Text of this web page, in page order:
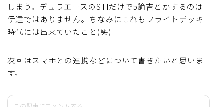
しまう。デュラエースのSTIだけで5諭吉とかするのは
伊達ではありません。ちなみにこれもフライトデッキ
時代には出来ていたこと(笑)
次回はスマホとの連携などについて書きたいと思いま
す。